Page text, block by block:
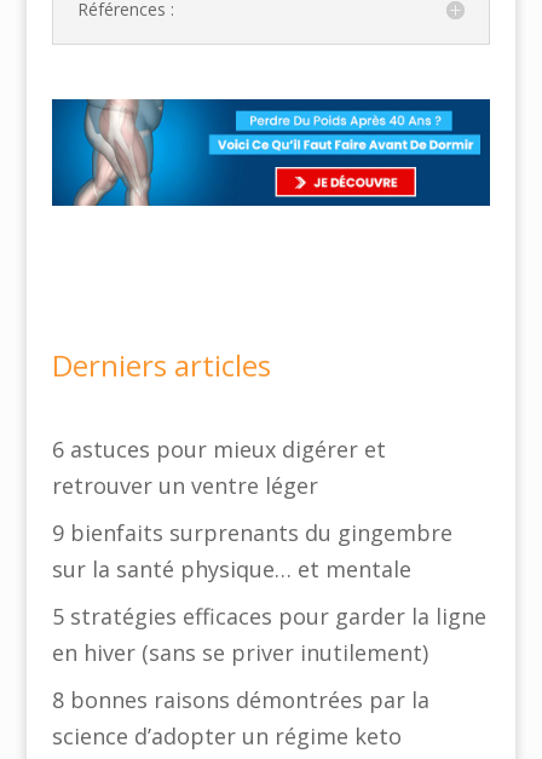
Références :
Derniers articles
6 astuces pour mieux digérer et
retrouver un ventre léger
9 bienfaits surprenants du gingembre
sur la santé physique… et mentale
5 stratégies efficaces pour garder la ligne
en hiver (sans se priver inutilement)
8 bonnes raisons démontrées par la
science d’adopter un régime keto